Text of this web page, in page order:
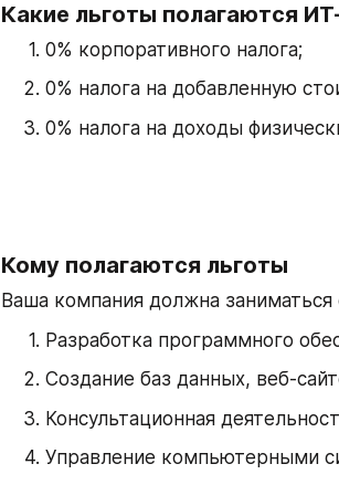
Какие льготы полагаются
0% корпоративного налога;
0% налога на добавленную
0% налога на доходы
Кому полагаются льготы
Ваша компания должна
Разработка программного
Создание баз данных, веб-
Консультационная
Управление компьютерными